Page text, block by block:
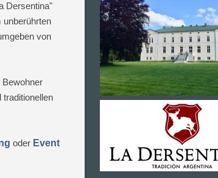
Dersentina"
unberührten
von
oder Event